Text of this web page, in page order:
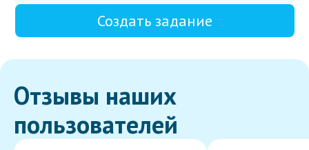
Создать задание
Отзывы наших
пользователей